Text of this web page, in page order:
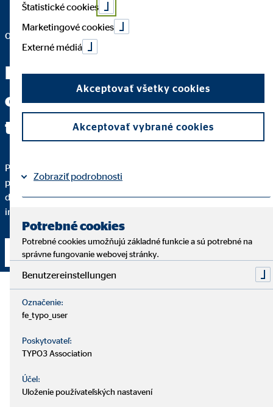
okresný vedúci pre OVB Allfinanz Slovensko a.s.
Keď dokážete jasne položiť
otázku, máte za sebou dve
tretiny cesty k odpovedi.
Pre kvalitné finančné sprostredkovanie je dôležité, aby ste
pochopili každý krok. Podrobne vám vysvetlím, prečo vám
dané finančné riešenie odporúčam a do akej miery spĺňa vaše
individuálne požiadavky.
Nadviazať kontakt
Štatistické cookies
Marketingové cookies
Externé médiá
Akceptovať všetky cookies
Akceptovať vybrané cookies
Zobraziť podrobnosti
Potrebné cookies
Potrebné cookies umožňujú základné funkcie a sú potrebné na
správne fungovanie webovej stránky.
Benutzereinstellungen
Označenie:
fe_typo_user
Poskytovateľ:
TYPO3 Association
Účel:
Uloženie používateľských nastavení